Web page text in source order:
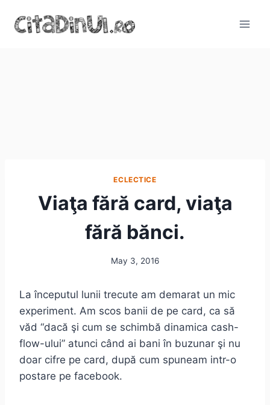
ECLECTICE
Viaţa fără card, viaţa
fără bănci.
May 3, 2016
La începutul lunii trecute am demarat un mic
experiment. Am scos banii de pe card, ca să
văd “dacă şi cum se schimbă dinamica cash-
flow-ului” atunci când ai bani în buzunar şi nu
doar cifre pe card, după cum spuneam intr-o
postare pe facebook.